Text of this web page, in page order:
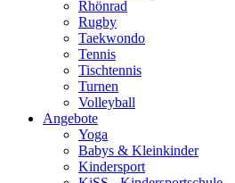
Rhönrad
Rugby
Taekwondo
Tennis
Tischtennis
Turnen
Volleyball
Angebote
Yoga
Babys & Kleinkinder
Kindersport